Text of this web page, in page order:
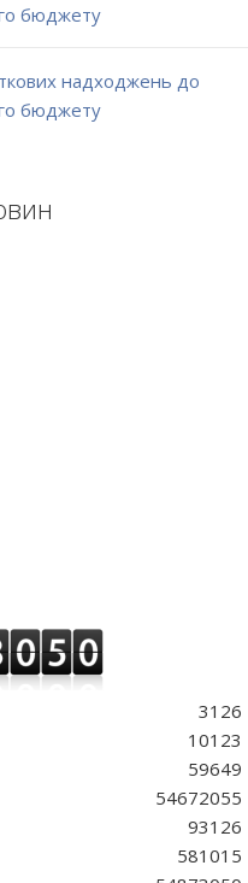
бюджету
надходжень до
бюджету
3126
10123
59649
54672055
93126
581015